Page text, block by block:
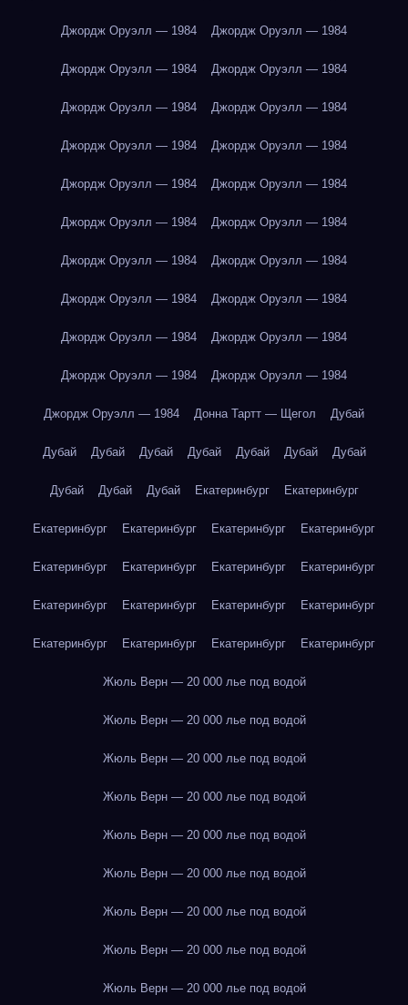
Джордж Оруэлл — 1984 Джордж Оруэлл — 1984
Джордж Оруэлл — 1984 Джордж Оруэлл — 1984
Джордж Оруэлл — 1984 Джордж Оруэлл — 1984
Джордж Оруэлл — 1984 Джордж Оруэлл — 1984
Джордж Оруэлл — 1984 Джордж Оруэлл — 1984
Джордж Оруэлл — 1984 Джордж Оруэлл — 1984
Джордж Оруэлл — 1984 Джордж Оруэлл — 1984
Джордж Оруэлл — 1984 Джордж Оруэлл — 1984
Джордж Оруэлл — 1984 Джордж Оруэлл — 1984
Джордж Оруэлл — 1984 Джордж Оруэлл — 1984
Джордж Оруэлл — 1984 Донна Тартт — Щегол Дубай
Дубай Дубай Дубай Дубай Дубай Дубай Дубай
Дубай Дубай Дубай Екатеринбург Екатеринбург
Екатеринбург Екатеринбург Екатеринбург Екатеринбург
Екатеринбург Екатеринбург Екатеринбург Екатеринбург
Екатеринбург Екатеринбург Екатеринбург Екатеринбург
Екатеринбург Екатеринбург Екатеринбург Екатеринбург
Жюль Верн — 20 000 лье под водой
Жюль Верн — 20 000 лье под водой
Жюль Верн — 20 000 лье под водой
Жюль Верн — 20 000 лье под водой
Жюль Верн — 20 000 лье под водой
Жюль Верн — 20 000 лье под водой
Жюль Верн — 20 000 лье под водой
Жюль Верн — 20 000 лье под водой
Жюль Верн — 20 000 лье под водой